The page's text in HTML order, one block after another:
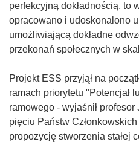
perfekcyjną dokładnością, to
opracowano i udoskonalono
umożliwiającą dokładne
przekonań społecznych w
Projekt ESS przyjął na
ramach priorytetu "Potencjał
ramowego - wyjaśnił
pięciu Państw Członkowskich
propozycję stworzenia stałej